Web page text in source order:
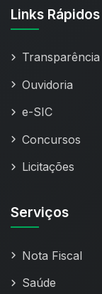
Links Rápidos
Transparência
Ouvidoria
e-SIC
Concursos
Licitações
Serviços
Nota Fiscal
Saúde